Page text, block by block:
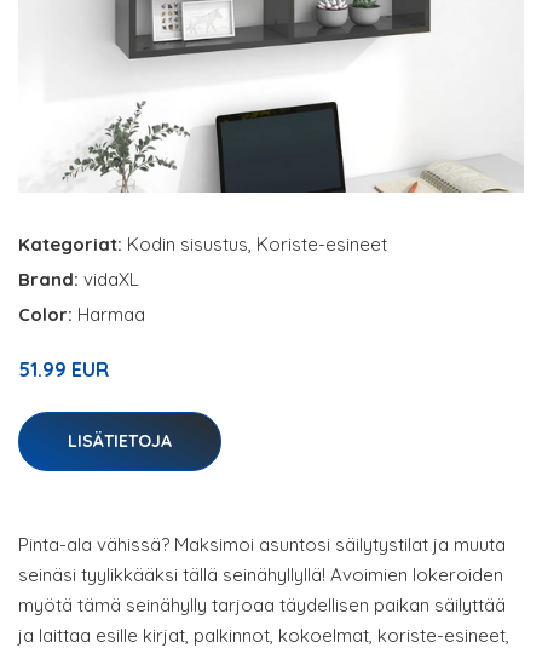
Kategoriat: Kodin sisustus, Koriste-esineet
Brand: vidaXL
Color: Harmaa
51.99 EUR
LISÄTIETOJA
Pinta-ala vähissä? Maksimoi asuntosi säilytystilat ja muuta
seinäsi tyylikkääksi tällä seinähyllyllä! Avoimien lokeroiden
myötä tämä seinähylly tarjoaa täydellisen paikan säilyttää
ja laittaa esille kirjat, palkinnot, kokoelmat, koriste-esineet,